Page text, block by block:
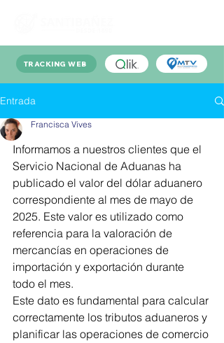
TRACKING WEB
Entrada
Francisca Vives
Informamos a nuestros clientes que el
Servicio Nacional de Aduanas ha
publicado el valor del dólar aduanero
correspondiente al mes de mayo de
2025. Este valor es utilizado como
referencia para la valoración de
mercancías en operaciones de
importación y exportación durante
todo el mes.
Este dato es fundamental para calcular
correctamente los tributos aduaneros y
planificar las operaciones de comercio